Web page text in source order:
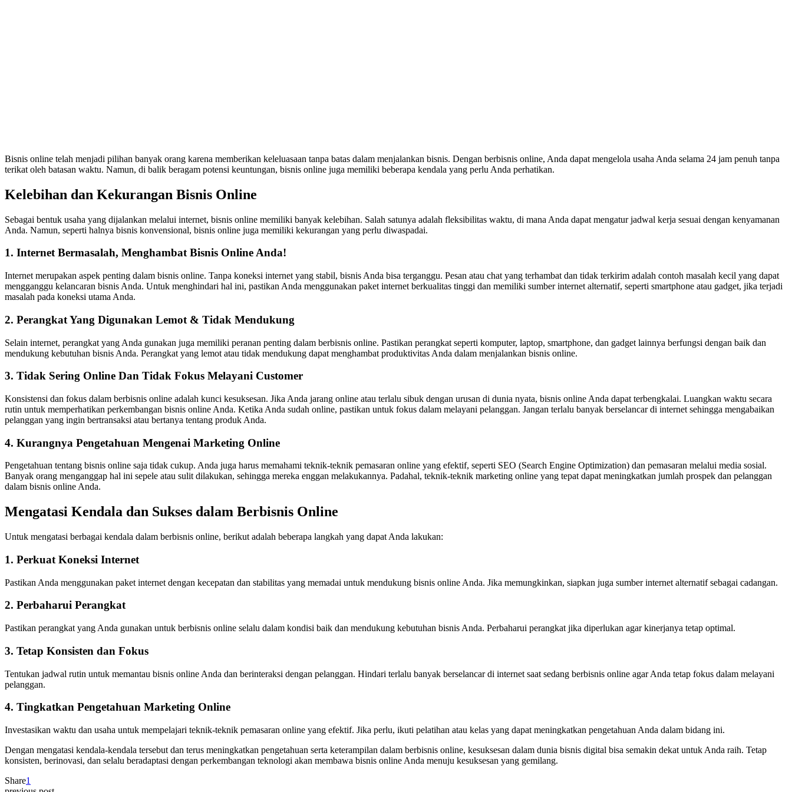
Bisnis online telah menjadi pilihan banyak orang karena memberikan keleluasaan tanpa batas dalam menjalankan bisnis. Dengan berbisnis online, Anda dapat mengelola usaha Anda selama 24 jam penuh tanpa
terikat oleh batasan waktu. Namun, di balik beragam potensi keuntungan, bisnis online juga memiliki beberapa kendala yang perlu Anda perhatikan.
Kelebihan dan Kekurangan Bisnis Online
Sebagai bentuk usaha yang dijalankan melalui internet, bisnis online memiliki banyak kelebihan. Salah satunya adalah fleksibilitas waktu, di mana Anda dapat mengatur jadwal kerja sesuai dengan kenyamanan
Anda. Namun, seperti halnya bisnis konvensional, bisnis online juga memiliki kekurangan yang perlu diwaspadai.
1. Internet Bermasalah, Menghambat Bisnis Online Anda!
Internet merupakan aspek penting dalam bisnis online. Tanpa koneksi internet yang stabil, bisnis Anda bisa terganggu. Pesan atau chat yang terhambat dan tidak terkirim adalah contoh masalah kecil yang dapat
mengganggu kelancaran bisnis Anda. Untuk menghindari hal ini, pastikan Anda menggunakan paket internet berkualitas tinggi dan memiliki sumber internet alternatif, seperti smartphone atau gadget, jika terjadi
masalah pada koneksi utama Anda.
2. Perangkat Yang Digunakan Lemot & Tidak Mendukung
Selain internet, perangkat yang Anda gunakan juga memiliki peranan penting dalam berbisnis online. Pastikan perangkat seperti komputer, laptop, smartphone, dan gadget lainnya berfungsi dengan baik dan
mendukung kebutuhan bisnis Anda. Perangkat yang lemot atau tidak mendukung dapat menghambat produktivitas Anda dalam menjalankan bisnis online.
3. Tidak Sering Online Dan Tidak Fokus Melayani Customer
Konsistensi dan fokus dalam berbisnis online adalah kunci kesuksesan. Jika Anda jarang online atau terlalu sibuk dengan urusan di dunia nyata, bisnis online Anda dapat terbengkalai. Luangkan waktu secara
rutin untuk memperhatikan perkembangan bisnis online Anda. Ketika Anda sudah online, pastikan untuk fokus dalam melayani pelanggan. Jangan terlalu banyak berselancar di internet sehingga mengabaikan
pelanggan yang ingin bertransaksi atau bertanya tentang produk Anda.
4. Kurangnya Pengetahuan Mengenai Marketing Online
Pengetahuan tentang bisnis online saja tidak cukup. Anda juga harus memahami teknik-teknik pemasaran online yang efektif, seperti SEO (Search Engine Optimization) dan pemasaran melalui media sosial.
Banyak orang menganggap hal ini sepele atau sulit dilakukan, sehingga mereka enggan melakukannya. Padahal, teknik-teknik marketing online yang tepat dapat meningkatkan jumlah prospek dan pelanggan
dalam bisnis online Anda.
Mengatasi Kendala dan Sukses dalam Berbisnis Online
Untuk mengatasi berbagai kendala dalam berbisnis online, berikut adalah beberapa langkah yang dapat Anda lakukan:
1. Perkuat Koneksi Internet
Pastikan Anda menggunakan paket internet dengan kecepatan dan stabilitas yang memadai untuk mendukung bisnis online Anda. Jika memungkinkan, siapkan juga sumber internet alternatif sebagai cadangan.
2. Perbaharui Perangkat
Pastikan perangkat yang Anda gunakan untuk berbisnis online selalu dalam kondisi baik dan mendukung kebutuhan bisnis Anda. Perbaharui perangkat jika diperlukan agar kinerjanya tetap optimal.
3. Tetap Konsisten dan Fokus
Tentukan jadwal rutin untuk memantau bisnis online Anda dan berinteraksi dengan pelanggan. Hindari terlalu banyak berselancar di internet saat sedang berbisnis online agar Anda tetap fokus dalam melayani
pelanggan.
4. Tingkatkan Pengetahuan Marketing Online
Investasikan waktu dan usaha untuk mempelajari teknik-teknik pemasaran online yang efektif. Jika perlu, ikuti pelatihan atau kelas yang dapat meningkatkan pengetahuan Anda dalam bidang ini.
Dengan mengatasi kendala-kendala tersebut dan terus meningkatkan pengetahuan serta keterampilan dalam berbisnis online, kesuksesan dalam dunia bisnis digital bisa semakin dekat untuk Anda raih. Tetap
konsisten, berinovasi, dan selalu beradaptasi dengan perkembangan teknologi akan membawa bisnis online Anda menuju kesuksesan yang gemilang.
Share1